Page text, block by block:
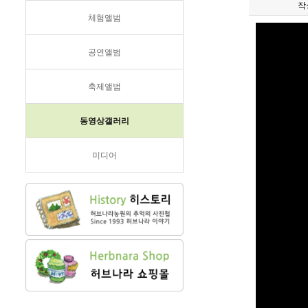
체험앨범
공연앨범
축제앨범
동영상갤러리
미디어
작